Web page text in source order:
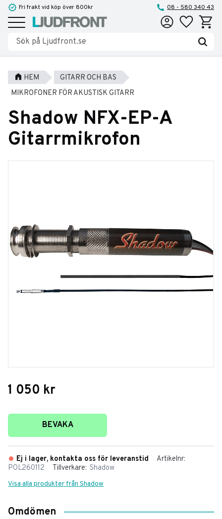
Meny
Fri frakt vid köp över 800kr 08 - 580 340 43
Favoriter
HEM
GITARR OCH BAS
MIKROFONER FÖR AKUSTISK GITARR
Shadow NFX-EP-A
Gitarrmikrofon
1 050 kr
Lägg till i favoriter
BEVAKA
Ej i lager, kontakta oss för leveranstid
Artikelnr
POL260112
Tillverkare Shadow
Visa alla produkter från Shadow
Omdömen